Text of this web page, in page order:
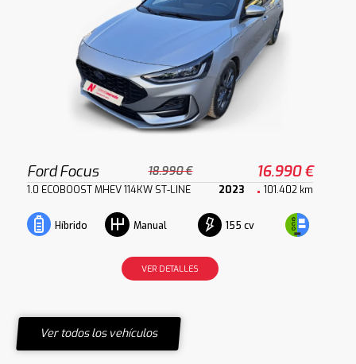
Ford Focus 18.990 € 16.990 €
1.0 ECOBOOST MHEV 114KW ST-LINE 2023 101.402 km
Híbrido Manual 155 cv
VER DETALLES
Ver todos los vehículos